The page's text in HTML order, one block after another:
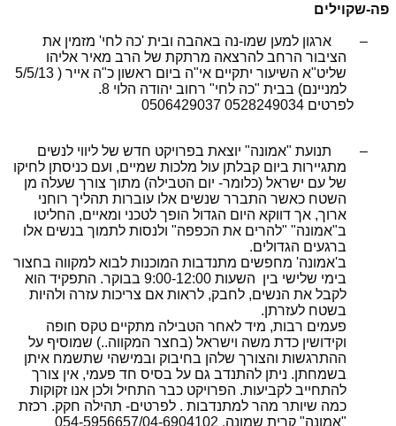
פה-שקוילים
– ארגון למען שמו-נה באהבה ובית 'כה לחי' מזמין את
הציבור הרחב להרצאה מרתקת של הרב מאיר אליהו
שליט"א השיעור יתקיים אי"ה ביום ראשון כ"ה אייר ( 5/5/13
למניינם) בבית "כה לחי" רחוב יהודה הלוי 8.
לפרטים 0528249034 0506429037
– תנועת "אמונה" יוצאת בפרויקט חדש של ליווי לנשים
מתגיירות ביום קבלתן עול מלכות שמיים, ועם כניסתן לחיקו
של עם ישראל (כלומר- יום הטבילה) מתוך צורך שעלה מן
השטח כאשר התברר שנשים אלו עוברות תהליך רוחני
ארוך, אך דווקא היום הגדול הופך לטכני ומאיים, החליטו
ב"אמונה" "להרים את הכפפה" ולנסות לתמוך בנשים אלו
ברגעים הגדולים.
ב'אמונה' מחפשים מתנדבות המוכנות לבוא למקווה בחצור
בימי שלישי בין
השעות 9:00-12:00 בבוקר. התפקיד הוא
לקבל את הנשים, לחבק, לראות אם צריכות עזרה ולהיות
בשטח לעזרתן.
פעמים רבות, מיד לאחר הטבילה מתקיים טקס חופה
וקידושין כדת משה וישראל (בחצר המקווה..) שמוסיף על
ההתרגשות והצורך שלהן בחיבוק ובמישהי שתשמח איתן
בשמחתן. ניתן להתנדב גם על בסיס חד פעמי, אין צורך
להתחייב לקביעות. הפרויקט כבר התחיל ולכן אנו זקוקות
כמה שיותר מהר למתנדבות . לפרטים- תהילה חקק. רכזת
"אמונה" קרית שמונה.
054-5956657/04-6904102